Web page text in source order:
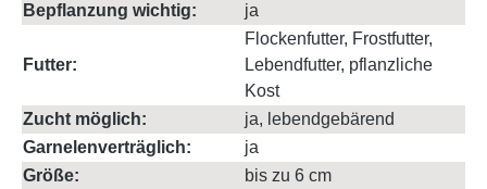
Bepflanzung wichtig:
ja
Futter:
Flockenfutter, Frostfutter,
Lebendfutter, pflanzliche
Kost
Zucht möglich:
ja, lebendgebärend
Garnelenverträglich:
ja
Größe:
bis zu 6 cm